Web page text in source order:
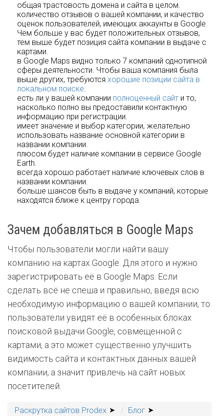
общая трастовость домена и сайта в целом.
количество отзывов о вашей компании, и качество
оценок пользователей, имеющих аккаунты в Google.
Чем больше у вас будет положительных отзывов,
тем выше будет позиция сайта компании в выдаче с
картами.
в Google Maps видно только 7 компаний однотипной
сферы деятельности. Чтобы ваша компания была
выше других, требуются хорошие позиции сайта в
локальном поиске.
есть ли у вашей компании полноценный сайт и то,
насколько полно вы предоставили контактную
информацию при регистрации.
имеет значение и выбор категории, желательно
использовать название основной категории в
названии компании.
плюсом будет наличие компании в сервисе Google
Earth.
всегда хорошо работает наличие ключевых слов в
названии компании.
больше шансов быть в выдаче у компаний, которые
находятся ближе к центру города.
Зачем добавляться в Google Maps
Чтобы пользователи могли найти вашу
компанию на картах Google. Для этого и нужно
зарегистрировать её в Google Maps. Если
сделать всё не спеша и правильно, введя всю
необходимую информацию о вашей компании, то
пользователи увидят её в особенных блоках
поисковой выдачи Google, совмещенной с
картами, а это может существенно улучшить
видимость сайта и контактных данных вашей
компании, а значит привлечь на сайт новых
посетителей.
Раскрутка сайтов Prodex
Блог